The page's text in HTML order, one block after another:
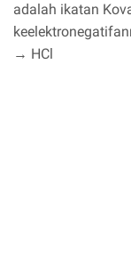
adalah ikatan
→ HCl